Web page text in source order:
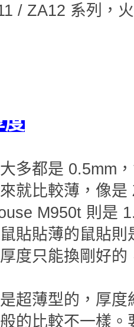
/ ZA12 系列，
度
多都是 0.5mm
就比較薄，像
M950t 則是
貼貼薄的鼠貼
度只能換剛好
超薄型的，厚
的比較不一樣